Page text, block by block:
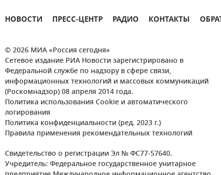
НОВОСТИ ПРЕСС-ЦЕНТР РАДИО КОНТАКТЫ
© 2026 МИА «Россия сегодня»
Сетевое издание РИА Новости зарегистрировано в
Федеральной службе по надзору в сфере связи,
информационных технологий и массовых коммуникаций
(Роскомнадзор) 08 апреля 2014 года.
Политика использования Cookie и автоматического
логирования
Политика конфиденциальности (ред. 2023 г.)
Правила применения рекомендательных технологий
Свидетельство о регистрации Эл № ФС77-57640.
Учредитель: Федеральное государственное унитарное